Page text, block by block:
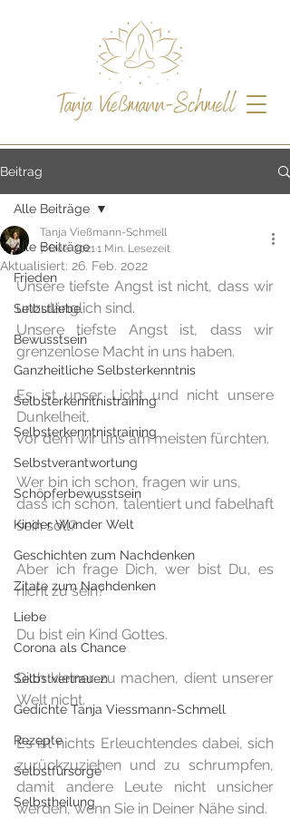
Beitrag
Alle Beiträge
Frieden
Selbstliebe
Bewusstsein
Ganzheitliche Selbsterkenntnis
Selbsterkenntnistraining
Selbsterkenntnistraining
Selbstverantwortung
Schöpferbewusstsein
Kinder Wunder Welt
Geschichten zum Nachdenken
Zitate zum Nachdenken
Liebe
Corona als Chance
Selbstvertrauen
Gedichte Tanja Viessmann-Schmell
Rezepte
Selbstfürsorge
Selbstheilung
Alle Beiträge
Tanja Vießmann-Schmell
7. Dez. 20211 Min. Lesezeit
Aktualisiert: 26. Feb. 2022
Unsere tiefste Angst ist nicht, dass wir
unzulänglich sind.
Unsere tiefste Angst ist, dass wir
grenzenlose Macht in uns haben.
Es ist unser Licht und nicht unsere
Dunkelheit,
vor dem wir uns am meisten fürchten.
Wer bin ich schon, fragen wir uns,
dass ich schön, talentiert und fabelhaft
sein soll?
Aber ich frage Dich, wer bist Du, es
nicht zu sein?
Du bist ein Kind Gottes.
Dich kleiner zu machen, dient unserer
Welt nicht.
Es ist nichts Erleuchtendes dabei, sich
zurückzuziehen und zu schrumpfen,
damit andere Leute nicht unsicher
werden, wenn Sie in Deiner Nähe sind.